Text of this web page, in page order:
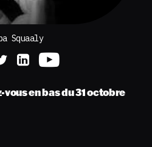
Squaaly
en bas du 31 octobre